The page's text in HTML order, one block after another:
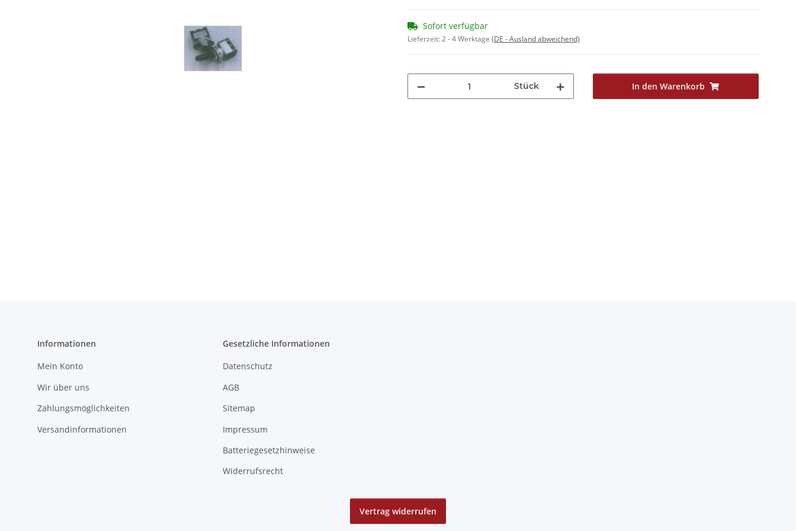
Sofort verfügbar
Lieferzeit:2 - 4 Werktage (DE - Ausland abweichend)
Stück In den Warenkorb
Informationen
Mein Konto
Wir über uns
Zahlungsmöglichkeiten
Versandinformationen
Gesetzliche Informationen
Datenschutz
AGB
Sitemap
Impressum
Batteriegesetzhinweise
Widerrufsrecht
Vertrag widerrufen